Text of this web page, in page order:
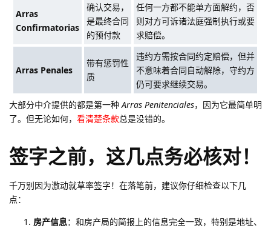
Arras
Confirmatorias
确认交易，
是最终合同
的预付款
任何一方都不能单方面解约，否
则对方可诉诸法庭强制执行或要
求赔偿。
Arras Penales
带有惩罚性
质
违约方需按合同约定赔偿，但并
不意味着合同自动解除，守约方
仍可要求继续交易。
大部分中介提供的都是第一种Arras Penitenciales，因为它最简单明
了。但无论如何， 看清楚条款总是没错的。
签字之前，这几点务必核对！
千万别因为激动就草率签字！在落笔前，建议你仔细检查以下几
点：
房产信息：和房产局的简报上的信息完全一致，特别是地址、